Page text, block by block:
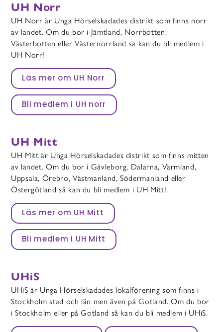
UH Norr
UH Norr är Unga Hörselskadades distrikt som finns norr
av landet. Om du bor i Jämtland, Norrbotten,
Västerbotten eller Västernorrland så kan du bli medlem i
UH Norr!
Läs mer om UH Norr
Bli medlem i UH norr
UH Mitt
UH Mitt är Unga Hörselskadades distrikt som finns mitten
av landet. Om du bor i Gävleborg, Dalarna, Värmland,
Uppsala, Örebro, Västmanland, Södermanland eller
Östergötland så kan du bli medlem i UH Mitt!
Läs mer om UH Mitt
Bli medlem i UH Mitt
UHiS
UHiS är Unga Hörselskadades lokalförening som finns i
Stockholm stad och län men även på Gotland. Om du bor
i Stockholm eller på Gotland så kan du bli medlem i UHiS.